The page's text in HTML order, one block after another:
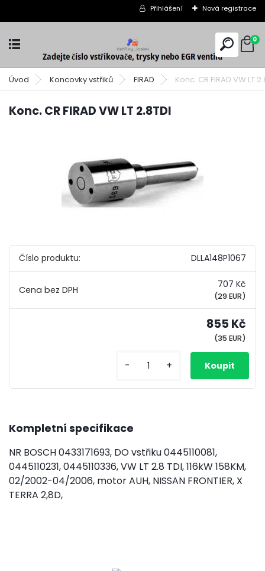
Přihlášení Nová registrace
0
Úvod Koncovky vstřiků FIRAD Konc. CR FIRAD VW LT
Konc. CR FIRAD VW LT 2.8TDI
Číslo produktu: DLLA148P1067
707 Kč
(29 EUR)
855 Kč
(35 EUR)
- +
Kompletní specifikace
NR BOSCH 0433171693, DO vstřiku 0445110081,
0445110231, 0445110336, VW LT 2.8 TDI, 116kW 158KM,
02/2002-04/2006, motor AUH, NISSAN FRONTIER, X
TERRA 2,8D,